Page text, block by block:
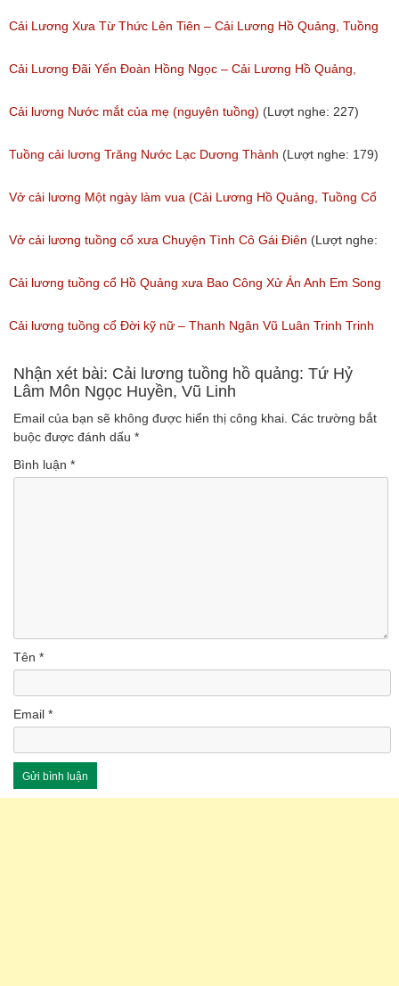
(Lượt nghe: 11,531)
Cổ
(Lượt nghe: 258)
Cải Lương Xưa Từ Thức Lên Tiên – Cải Lương Hồ Quảng, Tuồng
Cổ
(Lượt nghe: 505)
Cải Lương Đãi Yến Đoàn Hồng Ngọc – Cải Lương Hồ Quảng,
Tuồng Cổ
(Lượt nghe: 243)
Cải lương Nước mắt của mẹ (nguyên tuồng) (Lượt nghe: 227)
Tuồng cải lương Trăng Nước Lạc Dương Thành (Lượt nghe: 179)
Vở cải lương Một ngày làm vua (Cải Lương Hồ Quảng, Tuồng Cổ
Xưa)
(Lượt nghe: 216)
Vở cải lương tuồng cổ xưa Chuyện Tình Cô Gái Điên (Lượt nghe:
146)
Cải lương tuồng cổ Hồ Quảng xưa Bao Công Xử Án Anh Em Song
Sinh
(Lượt nghe: 228)
Cải lương tuồng cổ Đời kỹ nữ – Thanh Ngân Vũ Luân Trinh Trinh
Cải Lương Hồ Quảng
(Lượt nghe: 157)
Nhận xét bài: Cải lương tuồng hồ quảng: Tứ Hỷ
Lâm Môn Ngọc Huyền, Vũ Linh
Email của bạn sẽ không được hiển thị công khai. Các trường bắt
buộc được đánh dấu *
Bình luận *
Tên *
Email *